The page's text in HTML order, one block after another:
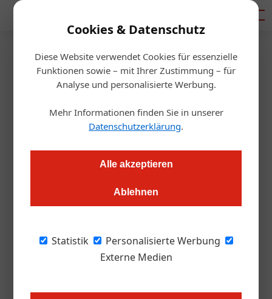
Cookies & Datenschutz
Diese Website verwendet Cookies für essenzielle
Funktionen sowie – mit Ihrer Zustimmung – für
Analyse und personalisierte Werbung.
Mehr Informationen finden Sie in unserer
Datenschutzerklärung.
Alle akzeptieren
Ablehnen
Statistik
Personalisierte Werbung
Externe Medien
Startseite/Gastro & Hotel
Gerstner übernimmt Austria
Hotels International
Wien. Das Wiener Traditionsunternehmen Gerstner
übernimmt um einen dreistelligen Millionenbetrag von der
International. Damit erweitert Geschäftsführer Oliver W.
Braun sein Unternehmen um den Bereich Hotellerie. Die
Neuorganisation der einzelnen Immobilien soll bis 2018